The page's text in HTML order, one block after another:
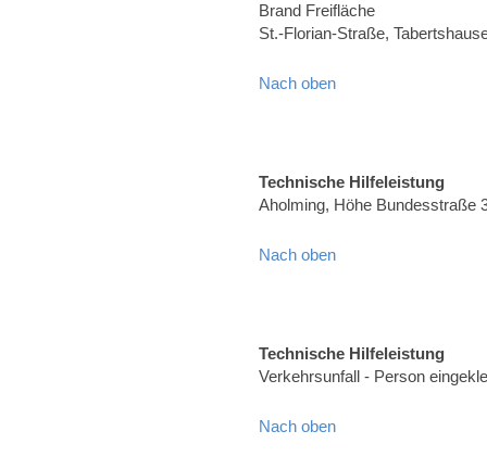
Brand Freifläche
St.-Florian-Straße,
Nach oben
Technische Hilfeleistung
Aholming, Höhe Bundesstraße
Nach oben
Technische Hilfeleistung
Verkehrsunfall - Person
Nach oben